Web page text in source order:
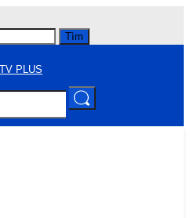
Tìm
PLUS